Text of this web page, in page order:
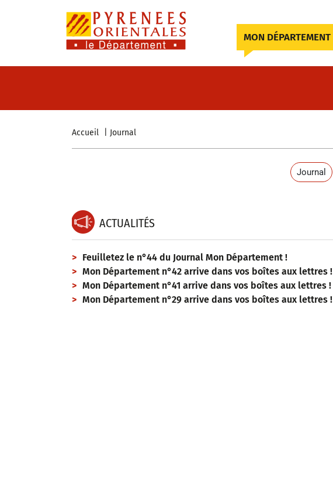
MON DÉPARTEMENT
Accueil Journal
Journal
ACTUALITÉS
Feuilletez le n°44 du Journal Mon Département !
Mon Département n°42 arrive dans vos boîtes aux lettres !
Mon Département n°41 arrive dans vos boîtes aux lettres !
Mon Département n°29 arrive dans vos boîtes aux lettres !